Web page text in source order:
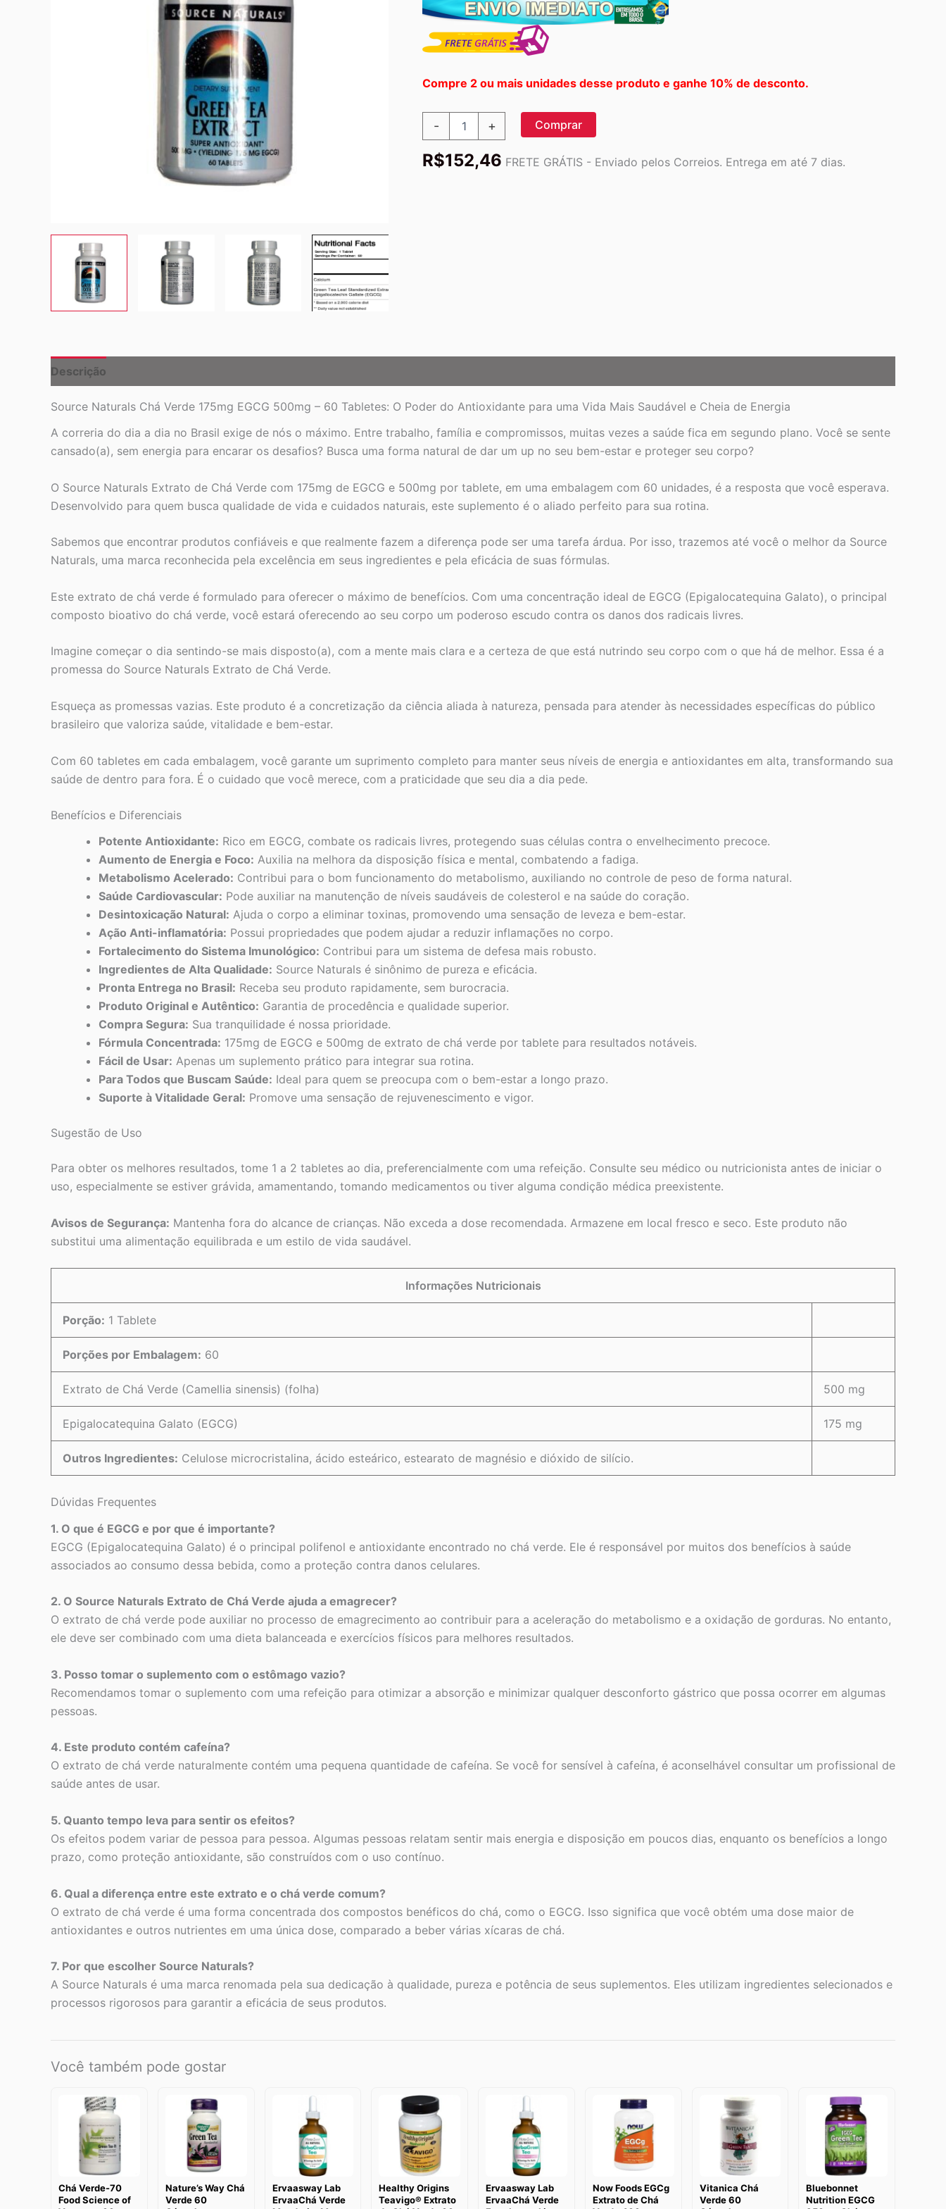
Compre 2 ou mais unidades desse produto e ganhe 10% de desconto.
-
Verde
+ Comprar
R$152,46 FRETE GRÁTIS - Enviado pelos Correios. Entrega em até 7 dias.
Descrição
Source Naturals Chá Verde 175mg EGCG 500mg – 60 Tabletes: O Poder do Antioxidante para uma Vida Mais Saudável e Cheia de Energia
A correria do dia a dia no Brasil exige de nós o máximo. Entre trabalho, família e compromissos, muitas vezes a saúde fica em segundo plano. Você se sente
cansado(a), sem energia para encarar os desafios? Busca uma forma natural de dar um up no seu bem-estar e proteger seu corpo?
O Source Naturals Extrato de Chá Verde com 175mg de EGCG e 500mg por tablete, em uma embalagem com 60 unidades, é a resposta que você esperava.
Desenvolvido para quem busca qualidade de vida e cuidados naturais, este suplemento é o aliado perfeito para sua rotina.
Sabemos que encontrar produtos confiáveis e que realmente fazem a diferença pode ser uma tarefa árdua. Por isso, trazemos até você o melhor da Source
Naturals, uma marca reconhecida pela excelência em seus ingredientes e pela eficácia de suas fórmulas.
Este extrato de chá verde é formulado para oferecer o máximo de benefícios. Com uma concentração ideal de EGCG (Epigalocatequina Galato), o principal
composto bioativo do chá verde, você estará oferecendo ao seu corpo um poderoso escudo contra os danos dos radicais livres.
Imagine começar o dia sentindo-se mais disposto(a), com a mente mais clara e a certeza de que está nutrindo seu corpo com o que há de melhor. Essa é a
promessa do Source Naturals Extrato de Chá Verde.
Esqueça as promessas vazias. Este produto é a concretização da ciência aliada à natureza, pensada para atender às necessidades específicas do público
brasileiro que valoriza saúde, vitalidade e bem-estar.
Com 60 tabletes em cada embalagem, você garante um suprimento completo para manter seus níveis de energia e antioxidantes em alta, transformando sua
saúde de dentro para fora. É o cuidado que você merece, com a praticidade que seu dia a dia pede.
Benefícios e Diferenciais
Potente Antioxidante: Rico em EGCG, combate os radicais livres, protegendo suas células contra o envelhecimento precoce.
Aumento de Energia e Foco: Auxilia na melhora da disposição física e mental, combatendo a fadiga.
Metabolismo Acelerado: Contribui para o bom funcionamento do metabolismo, auxiliando no controle de peso de forma natural.
Saúde Cardiovascular: Pode auxiliar na manutenção de níveis saudáveis de colesterol e na saúde do coração.
Desintoxicação Natural: Ajuda o corpo a eliminar toxinas, promovendo uma sensação de leveza e bem-estar.
Ação Anti-inflamatória: Possui propriedades que podem ajudar a reduzir inflamações no corpo.
Fortalecimento do Sistema Imunológico: Contribui para um sistema de defesa mais robusto.
Ingredientes de Alta Qualidade: Source Naturals é sinônimo de pureza e eficácia.
Pronta Entrega no Brasil: Receba seu produto rapidamente, sem burocracia.
Produto Original e Autêntico: Garantia de procedência e qualidade superior.
Compra Segura: Sua tranquilidade é nossa prioridade.
Fórmula Concentrada: 175mg de EGCG e 500mg de extrato de chá verde por tablete para resultados notáveis.
Fácil de Usar: Apenas um suplemento prático para integrar sua rotina.
Para Todos que Buscam Saúde: Ideal para quem se preocupa com o bem-estar a longo prazo.
Suporte à Vitalidade Geral: Promove uma sensação de rejuvenescimento e vigor.
Sugestão de Uso
Para obter os melhores resultados, tome 1 a 2 tabletes ao dia, preferencialmente com uma refeição. Consulte seu médico ou nutricionista antes de iniciar o
uso, especialmente se estiver grávida, amamentando, tomando medicamentos ou tiver alguma condição médica preexistente.
Avisos de Segurança: Mantenha fora do alcance de crianças. Não exceda a dose recomendada. Armazene em local fresco e seco. Este produto não
substitui uma alimentação equilibrada e um estilo de vida saudável.
Informações Nutricionais
Porção: 1 Tablete
Porções por Embalagem: 60
Extrato de Chá Verde (Camellia sinensis) (folha) 500 mg
Epigalocatequina Galato (EGCG) 175 mg
Outros Ingredientes: Celulose microcristalina, ácido esteárico, estearato de magnésio e dióxido de silício.
Dúvidas Frequentes
1. O que é EGCG e por que é importante?
EGCG (Epigalocatequina Galato) é o principal polifenol e antioxidante encontrado no chá verde. Ele é responsável por muitos dos benefícios à saúde
associados ao consumo dessa bebida, como a proteção contra danos celulares.
2. O Source Naturals Extrato de Chá Verde ajuda a emagrecer?
O extrato de chá verde pode auxiliar no processo de emagrecimento ao contribuir para a aceleração do metabolismo e a oxidação de gorduras. No entanto,
ele deve ser combinado com uma dieta balanceada e exercícios físicos para melhores resultados.
3. Posso tomar o suplemento com o estômago vazio?
Recomendamos tomar o suplemento com uma refeição para otimizar a absorção e minimizar qualquer desconforto gástrico que possa ocorrer em algumas
pessoas.
4. Este produto contém cafeína?
O extrato de chá verde naturalmente contém uma pequena quantidade de cafeína. Se você for sensível à cafeína, é aconselhável consultar um profissional de
saúde antes de usar.
5. Quanto tempo leva para sentir os efeitos?
Os efeitos podem variar de pessoa para pessoa. Algumas pessoas relatam sentir mais energia e disposição em poucos dias, enquanto os benefícios a longo
prazo, como proteção antioxidante, são construídos com o uso contínuo.
6. Qual a diferença entre este extrato e o chá verde comum?
O extrato de chá verde é uma forma concentrada dos compostos benéficos do chá, como o EGCG. Isso significa que você obtém uma dose maior de
antioxidantes e outros nutrientes em uma única dose, comparado a beber várias xícaras de chá.
7. Por que escolher Source Naturals?
A Source Naturals é uma marca renomada pela sua dedicação à qualidade, pureza e potência de seus suplementos. Eles utilizam ingredientes selecionados e
processos rigorosos para garantir a eficácia de seus produtos.
Você também pode gostar
Chá Verde-70
Food Science of
Nature’s Way Chá
Verde 60
Ervaasway Lab
ErvaaChá Verde
Healthy Origins
Teavigo® Extrato
Ervaasway Lab
ErvaaChá Verde
Now Foods EGCg
Extrato de Chá
Vitanica Chá
Verde 60
Bluebonnet
Nutrition EGCG